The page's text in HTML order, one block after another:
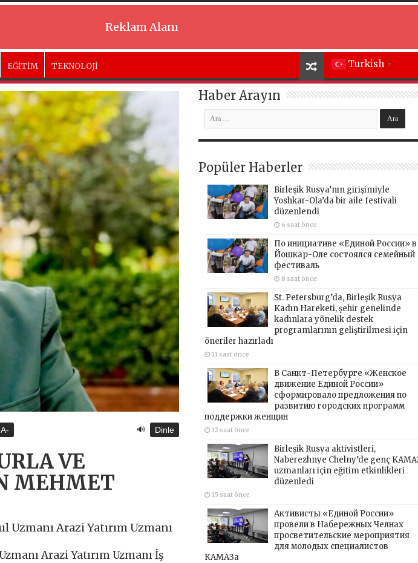
Reklam Alanı
Turkish ▼
EĞİTİM TEKNOLOJİ
A- 🔊 Dinle
VE
MEHMET
Arazi Yatırım Uzmanı
Arazi Yatırım Uzmanı İş
Haber Arayın
Popüler Haberler
Birleşik Rusya’nın girişimiyle
Yoshkar-Ola’da bir aile festivali
düzenlendi
6 saat önce
По инициативе «Единой России» в
Йошкар-Оле состоялся семейный
фестиваль
8 saat önce
St. Petersburg’da, Birleşik Rusya
Kadın Hareketi, şehir genelinde
kadınlara yönelik destek
programlarının geliştirilmesi için
öneriler hazırladı
11 saat önce
В Санкт-Петербурге «Женское
движение Единой России»
сформировало предложения по
развитию городских программ
поддержки женщин
12 saat önce
Birleşik Rusya aktivistleri,
Naberezhnye Chelny’de genç
uzmanları için eğitim etkinlikleri
düzenledi
15 saat önce
Активисты «Единой России»
провели в Набережных Челнах
просветительские мероприятия
для молодых специалистов
КАМАЗа